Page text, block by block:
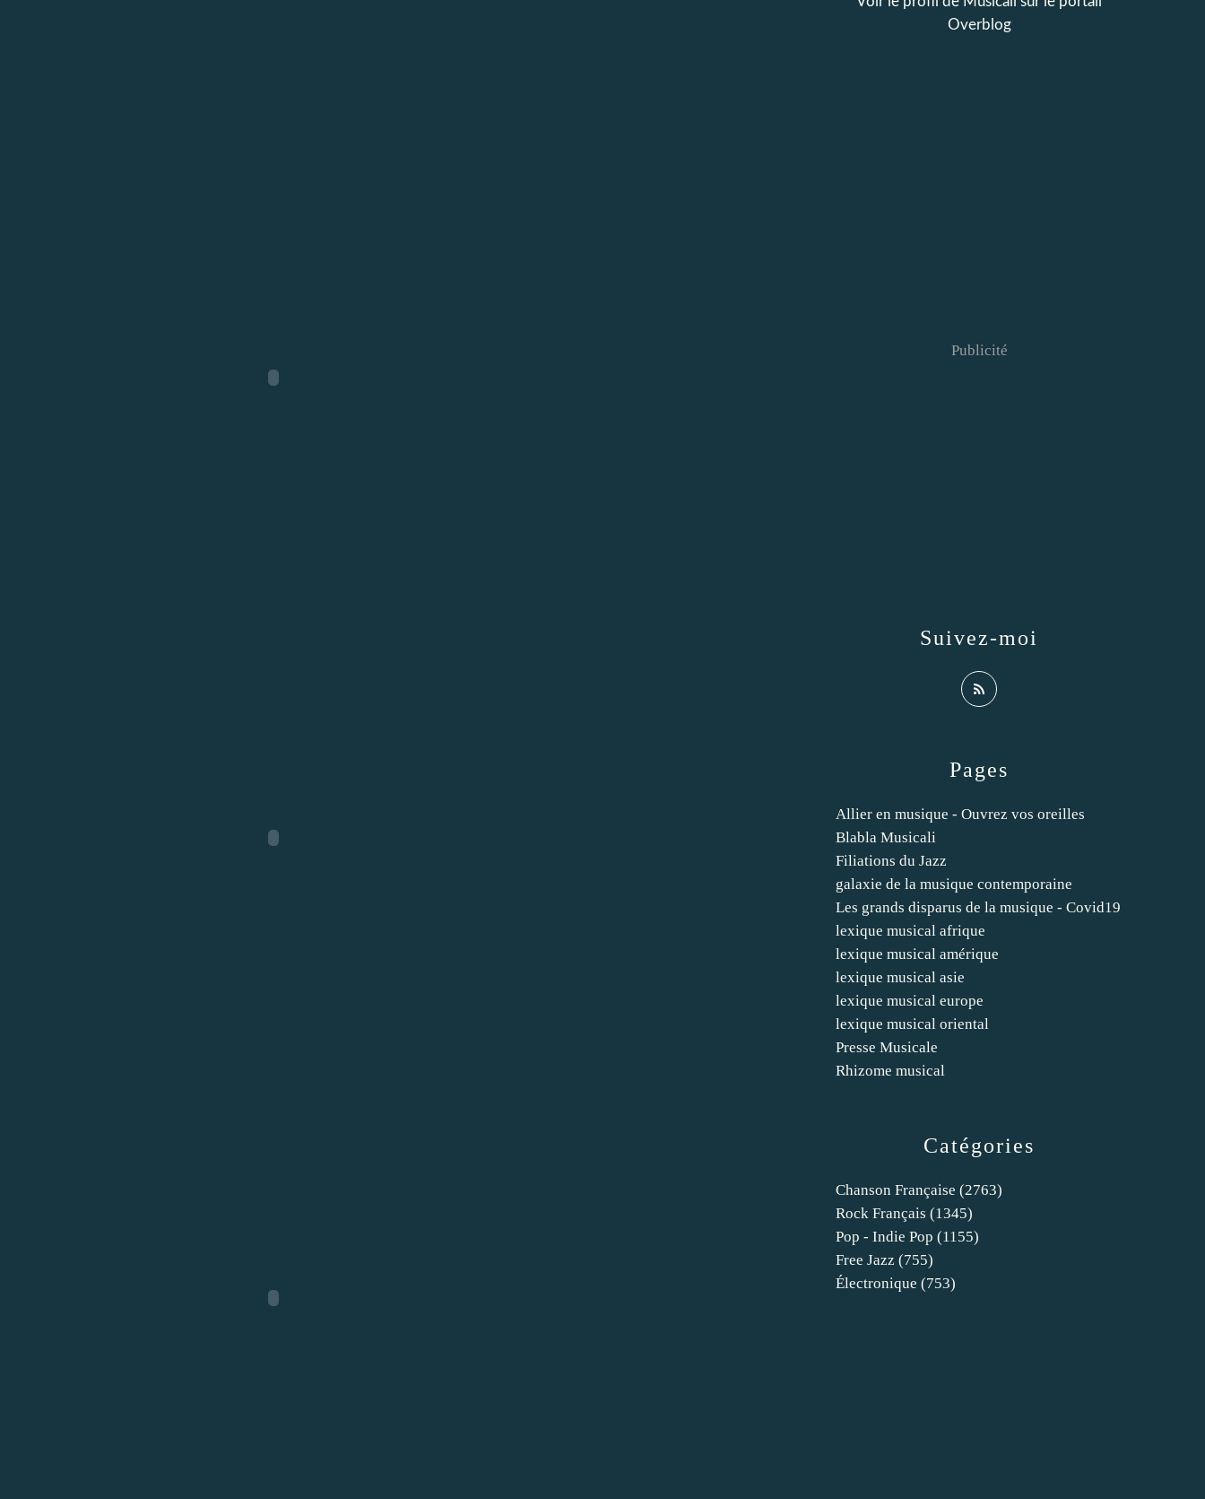
Catégories
Chanson Française (2763)
Rock Français (1345)
Pop - Indie Pop (1155)
Free Jazz (755)
Électronique (753)
Pages
Allier en musique - Ouvrez vos oreilles
Blabla Musicali
Filiations du Jazz
galaxie de la musique contemporaine
Les grands disparus de la musique - Covid19
lexique musical afrique
lexique musical amérique
lexique musical asie
lexique musical europe
lexique musical oriental
Presse Musicale
Rhizome musical
Overblog
Suivez-moi
Publicité